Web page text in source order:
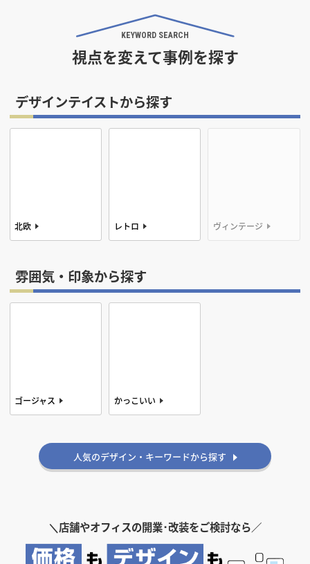
KEYWORD SEARCH
視点を変えて事例を探す
デザインテイストから探す
北欧 レトロ ヴィンテージ
雰囲気・印象から探す
ゴージャス かっこいい シンプル